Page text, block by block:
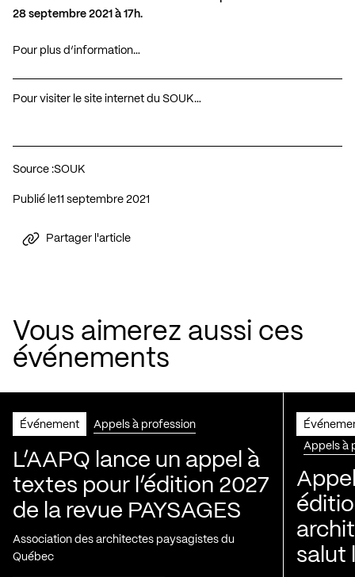
28 septembre 2021 à 17h.
Pour plus d’information…
Pour visiter le site internet du SOUK…
Source :SOUK
Publié le 11 septembre 2021
Partager l'article
Vous aimerez aussi ces
événements
Événement Appels à profession
L’AAPQ lance un appel à
textes pour l’édition 2027
de la revue PAYSAGES
Association des architectes paysagistes du
Québec
Appels à
salut